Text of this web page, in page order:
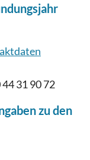
31 90 72
zu den